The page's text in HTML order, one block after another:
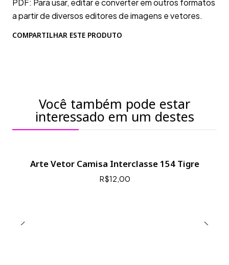
PDF: Para usar, editar e converter em outros formatos
a partir de diversos editores de imagens e vetores.
COMPARTILHAR ESTE PRODUTO
Você também pode estar
interessado em um destes
Arte Vetor Camisa Interclasse 154 Tigre
R$12,00